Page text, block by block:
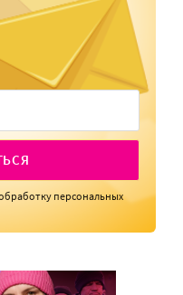
персональных